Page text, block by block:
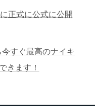
正式に公式に公開
すぐ最高のナイキ
きます！